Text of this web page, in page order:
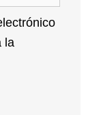
la